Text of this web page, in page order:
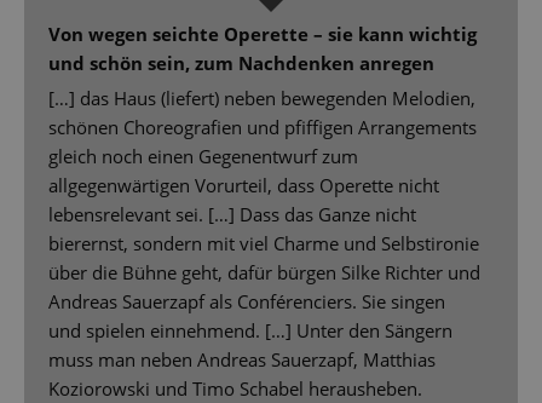
Von wegen seichte Operette – sie kann wichtig
und schön sein, zum Nachdenken anregen
[…] das Haus (liefert) neben bewegenden Melodien,
schönen Choreografien und pfiffigen Arrangements
gleich noch einen Gegenentwurf zum
allgegenwärtigen Vorurteil, dass Operette nicht
lebensrelevant sei. […] Dass das Ganze nicht
bierernst, sondern mit viel Charme und Selbstironie
über die Bühne geht, dafür bürgen Silke Richter und
Andreas Sauerzapf als Conférenciers. Sie singen
und spielen einnehmend. […] Unter den Sängern
muss man neben Andreas Sauerzapf, Matthias
Koziorowski und Timo Schabel herausheben.